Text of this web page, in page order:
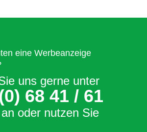
eine Werbeanzeige
uns gerne unter
68 41 / 61
an oder nutzen Sie